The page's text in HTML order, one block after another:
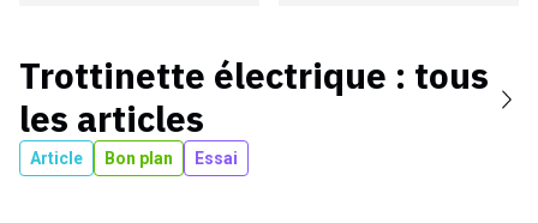
Trottinette électrique : tous
les articles
Article Bon plan Essai